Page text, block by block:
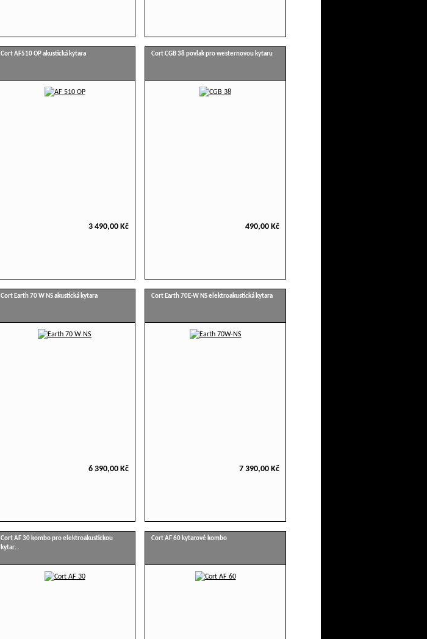
Cort AF510 OP akustická kytara
3 490,00 Kč
Cort CGB 38 povlak pro westernovou kytaru
490,00 Kč
Cort Earth 70 W NS akustická kytara
6 390,00 Kč
Cort Earth 70E-W NS elektroakustická kytara
7 390,00 Kč
Cort AF 30 kombo pro elektroakustickou
kytar…
Cort AF 60 kytarové kombo